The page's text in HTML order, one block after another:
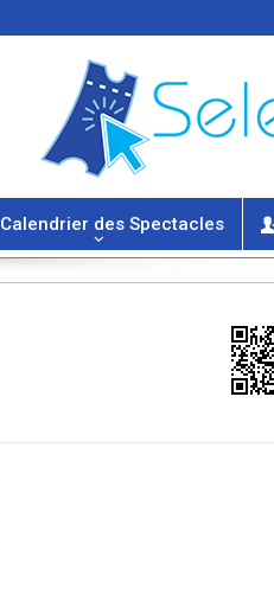
Calendrier des Spectacles